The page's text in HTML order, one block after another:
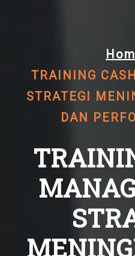
TRAINING
STRATEGI
DAN